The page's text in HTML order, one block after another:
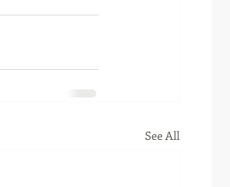
See All